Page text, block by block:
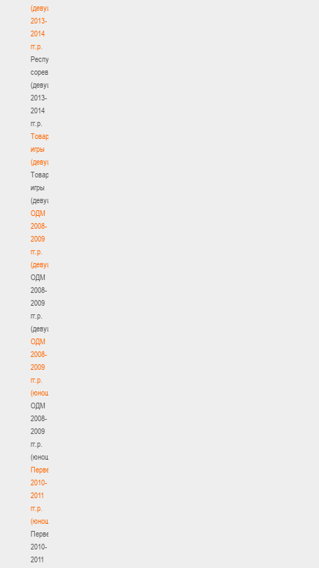
(девушки)
2013-
2014
гг.р.
Республиканские
соревнования
(девушки)
2013-
2014
гг.р.
Товарищеские
игры
(девушки)
Товарищеские
игры
(девушки)
ОДМ
2008-
2009
гг.р.
(девушки)
ОДМ
2008-
2009
гг.р.
(девушки)
ОДМ
2008-
2009
гг.р.
(юноши)
ОДМ
2008-
2009
гг.р.
(юноши)
Первенство
2010-
2011
гг.р.
(юноши)
Первенство
2010-
2011